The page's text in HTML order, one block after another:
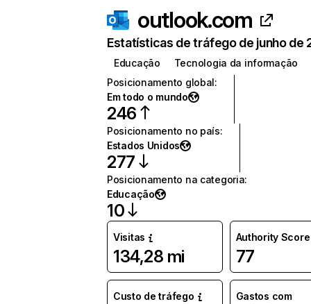
outlook.com
Estatísticas de tráfego de junho de
Educação
Tecnologia da informação
Posicionamento global:
Em todo o mundo
246
Posicionamento no país:
Estados Unidos
277
Posicionamento na categoria:
Educação
10
Visitas
134,28 mi
Authority Score
77
Custo de tráfego
Gastos com